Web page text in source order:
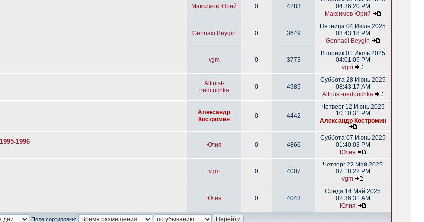
Максимов Юрий 0 4283
04:36:20 PM
Максимов Юрий
Gennadi Beygin 0 3649
Пятница 04 Июль 2025
03:43:18 PM
Gennadi Beygin
vgm 0 3773
Вторник 01 Июль 2025
04:01:05 PM
vgm
Altruist-
nedouchka
0 4985
Суббота 28 Июнь 2025
08:43:17 AM
Altruist-nedouchka
Александр
Костромин
0 4442
Четверг 12 Июнь 2025
10:10:31 PM
Александр Костромин
1996 Юлия 0 4866
Суббота 07 Июнь 2025
01:40:03 PM
Юлия
vgm 0 4007
Четверг 22 Май 2025
07:18:22 PM
vgm
Юлия 0 4043
Среда 14 Май 2025
02:36:31 AM
Юлия
Поле сортировки: